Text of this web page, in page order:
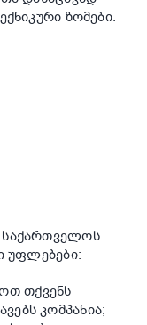
ზომები.
საქართველოს
უფლებები:
თქვენს
კომპანია;